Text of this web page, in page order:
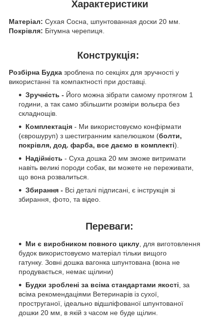
Характеристики
Матеріал: Сухая Сосна, шпунтованная доски 20 мм.
Покрівля: Бітумна черепиця.
Конструкція:
Розбірна Будка зроблена по секціях для зручності у
використанні та компактності при доставці.
Зручність - Його можна зібрати самому протягом 1
години, а так само збільшити розміри вольєра без
складнощів.
Комплектація - Ми використовуємо конфірмати
(єврошуруп) з шестигранним капелюшком (болти,
покрівля, дод. фарба, все даємо в комплекті).
Надійність - Суха дошка 20 мм зможе витримати
навіть великі породи собак, ви можете не переживати,
що вона розвалиться.
Збирання - Всі деталі підписані, є інструкція зі
збирання, фото, та відео.
Переваги:
Ми є виробником повного циклу , для виготовлення
будок використовуємо матеріал тільки вищого
гатунку. Зовні дошка вагонка шпунтована (вона не
продувається, немає щілини)
Будки зроблені за всіма стандартами якості , за
всіма рекомендаціями Ветеринарів із сухої,
проструганої, ідеально відшліфованої шпунтованої
дошки 20 мм, в якій з часом не буде щілин.